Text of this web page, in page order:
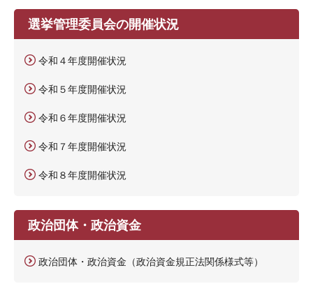
選挙管理委員会の開催状況
令和４年度開催状況
令和５年度開催状況
令和６年度開催状況
令和７年度開催状況
令和８年度開催状況
政治団体・政治資金
政治団体・政治資金（政治資金規正法関係様式等）